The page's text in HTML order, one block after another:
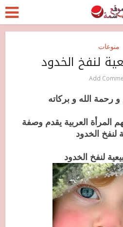
منوعات
لنفخ الخدود
Add
رحمة الله و بركاته
المرأة العربية يقدم وصفة
لنفخ الخدود
لنفخ الخدود